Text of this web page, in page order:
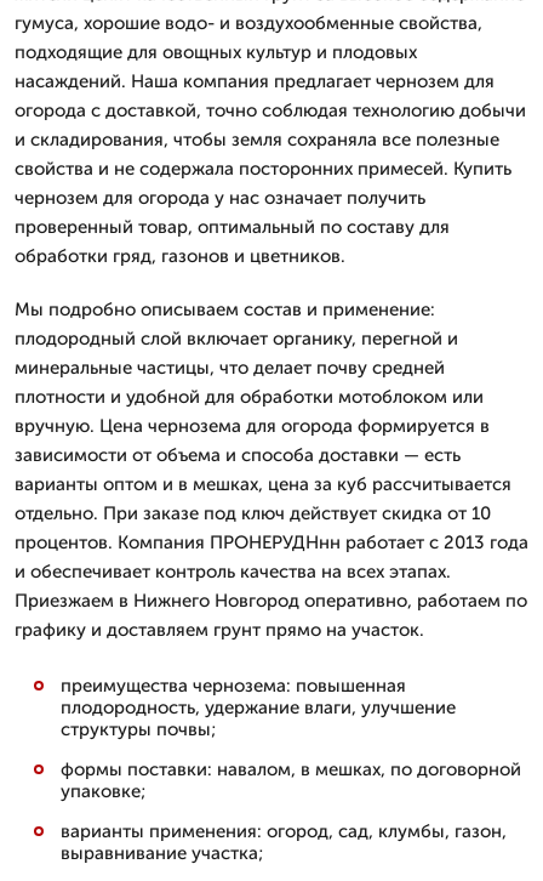
гумуса, хорошие водо- и воздухообменные свойства,
подходящие для овощных культур и плодовых
насаждений. Наша компания предлагает чернозем для
огорода с доставкой, точно соблюдая технологию добычи
и складирования, чтобы земля сохраняла все полезные
свойства и не содержала посторонних примесей. Купить
чернозем для огорода у нас означает получить
проверенный товар, оптимальный по составу для
обработки гряд, газонов и цветников.
Мы подробно описываем состав и применение:
плодородный слой включает органику, перегной и
минеральные частицы, что делает почву средней
плотности и удобной для обработки мотоблоком или
вручную. Цена чернозема для огорода формируется в
зависимости от объема и способа доставки — есть
варианты оптом и в мешках, цена за куб рассчитывается
отдельно. При заказе под ключ действует скидка от 10
процентов. Компания ПРОНЕРУДНнн работает с 2013 года
и обеспечивает контроль качества на всех этапах.
Приезжаем в Нижнего Новгород оперативно, работаем по
графику и доставляем грунт прямо на участок.
преимущества чернозема: повышенная
плодородность, удержание влаги, улучшение
структуры почвы;
формы поставки: навалом, в мешках, по договорной
упаковке;
варианты применения: огород, сад, клумбы, газон,
выравнивание участка;